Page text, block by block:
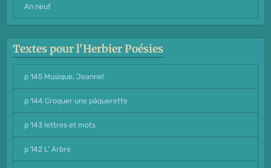
An neuf
Textes pour l'Herbier Poésies
p 145 Musique, Jeanne!
p 144 Croquer une pâquerette
p 143 lettres et mots
p 142 L' Arbre